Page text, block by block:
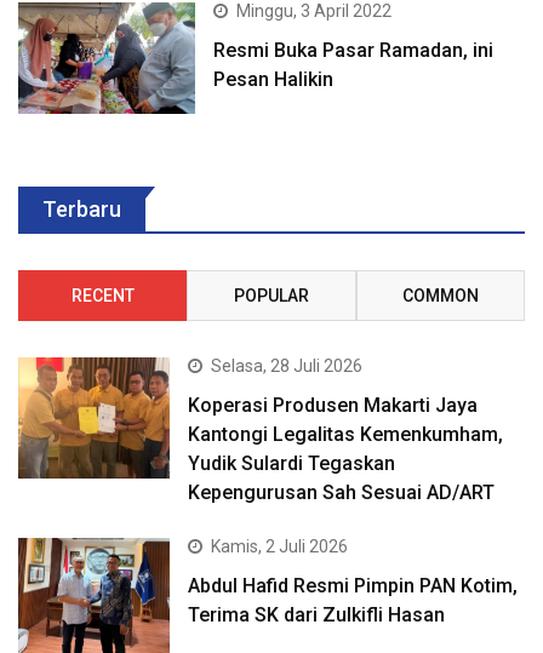
Minggu, 3 April 2022
Resmi Buka Pasar Ramadan, ini
Pesan Halikin
Terbaru
RECENT POPULAR COMMON
Selasa, 28 Juli 2026
Koperasi Produsen Makarti Jaya
Kantongi Legalitas Kemenkumham,
Yudik Sulardi Tegaskan
Kepengurusan Sah Sesuai AD/ART
Kamis, 2 Juli 2026
Abdul Hafid Resmi Pimpin PAN Kotim,
Terima SK dari Zulkifli Hasan